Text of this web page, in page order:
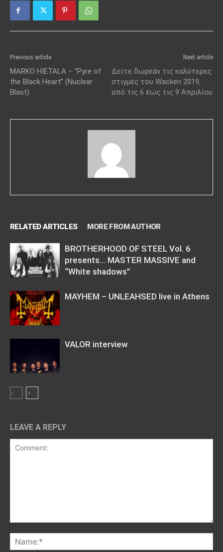
Previous article
MARKO HIETALA – “Pyre of
the Black Heart” (Nuclear
Blast)
Next article
Δείτε δωρεάν τις καλύτερες
στιγμές του Wacken 2019,
από τις 6 έως τις 9 Απριλίου
RELATED ARTICLES MORE FROM AUTHOR
BROTHERHOOD OF STEEL Vol. 6
presents… MASTER MASSIVE and
“White shadows”
MAYHEM – UNLEAHSED live in Athens
VALOR interview
LEAVE A REPLY